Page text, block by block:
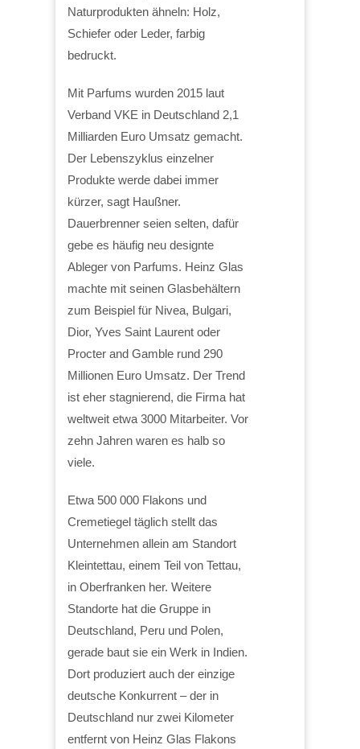
Naturprodukten ähneln: Holz,
Schiefer oder Leder, farbig
bedruckt.
Mit Parfums wurden 2015 laut
Verband VKE in Deutschland 2,1
Milliarden Euro Umsatz gemacht.
Der Lebenszyklus einzelner
Produkte werde dabei immer
kürzer, sagt Haußner.
Dauerbrenner seien selten, dafür
gebe es häufig neu designte
Ableger von Parfums. Heinz Glas
machte mit seinen Glasbehältern
zum Beispiel für Nivea, Bulgari,
Dior, Yves Saint Laurent oder
Procter and Gamble rund 290
Millionen Euro Umsatz. Der Trend
ist eher stagnierend, die Firma hat
weltweit etwa 3000 Mitarbeiter. Vor
zehn Jahren waren es halb so
viele.
Etwa 500 000 Flakons und
Cremetiegel täglich stellt das
Unternehmen allein am Standort
Kleintettau, einem Teil von Tettau,
in Oberfranken her. Weitere
Standorte hat die Gruppe in
Deutschland, Peru und Polen,
gerade baut sie ein Werk in Indien.
Dort produziert auch der einzige
deutsche Konkurrent – der in
Deutschland nur zwei Kilometer
entfernt von Heinz Glas Flakons